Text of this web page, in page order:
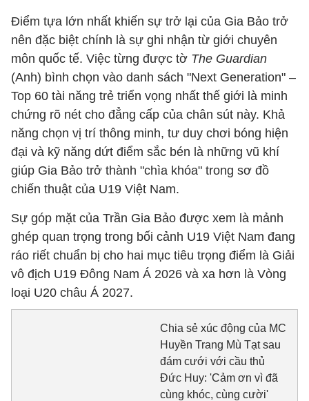
Điểm tựa lớn nhất khiến sự trở lại của Gia Bảo trở
nên đặc biệt chính là sự ghi nhận từ giới chuyên
môn quốc tế. Việc từng được tờ The Guardian
(Anh) bình chọn vào danh sách "Next Generation" –
Top 60 tài năng trẻ triển vọng nhất thế giới là minh
chứng rõ nét cho đẳng cấp của chân sút này. Khả
năng chọn vị trí thông minh, tư duy chơi bóng hiện
đại và kỹ năng dứt điểm sắc bén là những vũ khí
giúp Gia Bảo trở thành "chìa khóa" trong sơ đồ
chiến thuật của U19 Việt Nam.
Sự góp mặt của Trần Gia Bảo được xem là mảnh
ghép quan trọng trong bối cảnh U19 Việt Nam đang
ráo riết chuẩn bị cho hai mục tiêu trọng điểm là Giải
vô địch U19 Đông Nam Á 2026 và xa hơn là Vòng
loại U20 châu Á 2027.
Chia sẻ xúc động của MC
Huyền Trang Mù Tạt sau
đám cưới với cầu thủ
Đức Huy: 'Cảm ơn vì đã
cùng khóc, cùng cười'